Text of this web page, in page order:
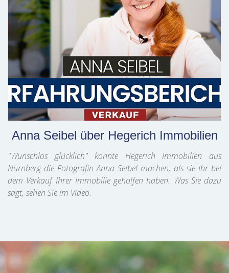
Anna Seibel über Hegerich Immobilien
"Wunschlos glücklich" konnte Hegerich Immobilien aus
Nürnberg die Fotografin Anna Seibel machen, als sie Ihr bei
dem Verkauf Ihrer Immobilie geholfen haben. Was Sie dazu
sagt, sehen Sie im Video.